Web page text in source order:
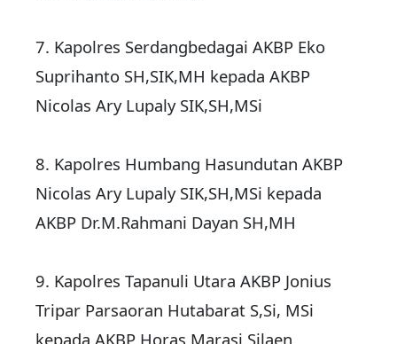
7. ‎Kapolres Serdangbedagai AKBP Eko
Suprihanto SH,SIK,MH kepada AKBP
Nicolas Ary Lupaly SIK,SH,MSi
8. ‎Kapolres Humbang Hasundutan AKBP
Nicolas Ary Lupaly SIK,SH,MSi kepada
AKBP Dr.M.Rahmani Dayan SH,MH
9. ‎Kapolres Tapanuli Utara AKBP Jonius
Tripar Parsaoran Hutabarat S,Si, MSi
kepada AKBP Horas Marasi Silaen